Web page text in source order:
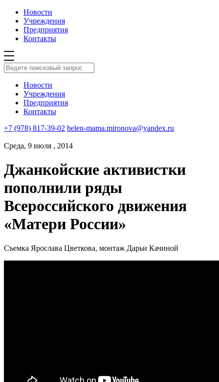
Новости
Учреждения
Предприятия
Контакты
Новости
Учреждения
Предприятия
Контакты
+7 (978) 817-39-02 helen-mama.mironova@yandex.ru
Среда, 9 июля , 2014
Джанкойские активистки
пополнили ряды
Всероссийского движения
«Матери России»
Съемка Ярослава Цветкова, монтаж Дарьи Качиной